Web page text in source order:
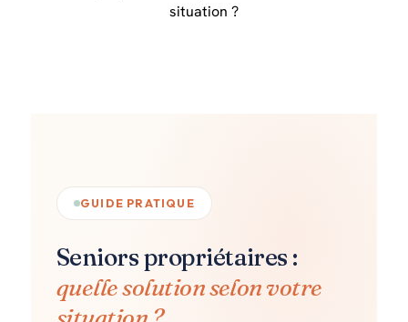
situation ?
GUIDE PRATIQUE
Seniors propriétaires :
quelle solution selon votre